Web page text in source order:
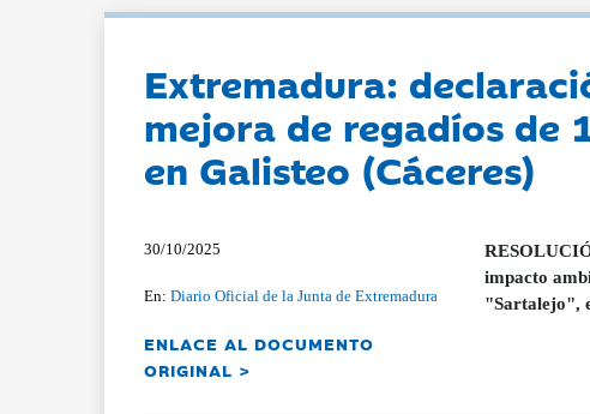
Extremadura:
mejora de regadíos de
en Galisteo (Cáceres)
30/10/2025
En:Diario Oficial de la Junta de Extremadura
ENLACE AL DOCUMENTO
ORIGINAL >
impacto
"Sartalejo",